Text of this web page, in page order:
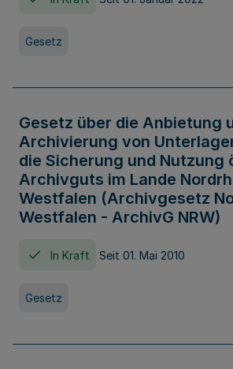
Gesetz
Gesetz über die Anbietung
Archivierung von
die Sicherung und
Archivguts im Lande
Westfalen (Archivgesetz
Westfalen - ArchivG NRW)
In Kraft Seit 01. Mai 2010
Gesetz